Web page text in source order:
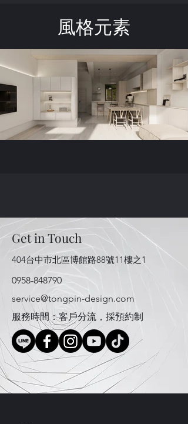
​風格元素
Get in Touch
404台中市北區博館路88號11樓之1
0958-848790
service@tongpin-design.com
​服務時間：客戶分流，採預約制